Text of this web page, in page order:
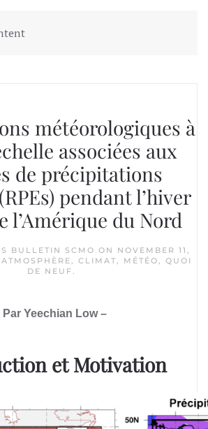
météorologiques à
associées aux
de précipitations
pendant l’hiver
l’Amérique du Nord
BULLETIN SCMO ON NOVEMBER 11,
ATMOSPHÈRE, CLIMAT, MÉTÉO, QUOI
DE NEUF.
Par Yeechian Low –
et Motivation